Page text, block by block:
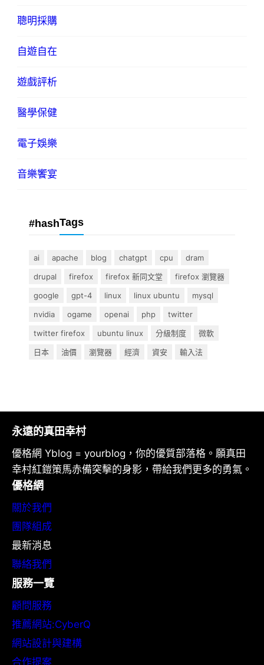
聰明採購
自遊自在
遊戲評析
醫學保健
電子娛樂
音樂饗宴
#hashTags
ai apache blog chatgpt cpu
dram
drupal
firefox firefox 新同文堂
firefox 瀏覽器
google
gpt-4 linux linux ubuntu
mysql
nvidia
ogame openai php
twitter
twitter firefox
ubuntu linux 分級制度
微軟
日本
油價 瀏覽器 經濟 資安 輸入法
永遠的真田幸村
優格網 Yblog = yourblog，你的優質部落格。願真田
幸村紅鎧策馬赤備突擊的身影，帶給我們更多的勇氣。
優格網
關於我們
團隊組成
最新消息
聯絡我們
服務一覽
顧問服務
推薦網站:CyberQ
網站設計與建構
合作提案